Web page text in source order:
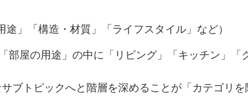
途」「構造・材質」「ライフスタイル」など）
「部屋の用途」の中に「リビング」「キッチン」「
ブトピックへと階層を深めることが「カテゴリを